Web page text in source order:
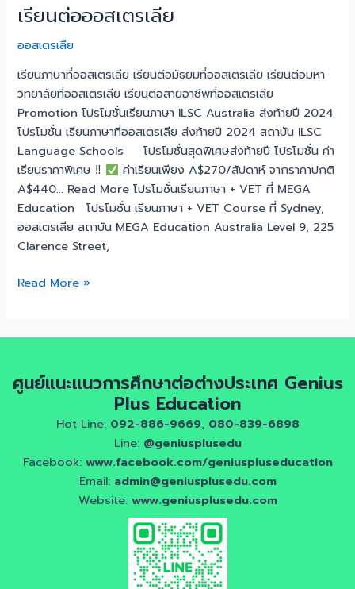
เรียนต่อออสเตรเลีย
ออสเตรเลีย
เรียนภาษาที่ออสเตรเลีย เรียนต่อมัธยมที่ออสเตรเลีย เรียนต่อมหา
วิทยาลัยที่ออสเตรเลีย เรียนต่อสายอาชีพที่ออสเตรเลีย
Promotion โปรโมชั่นเรียนภาษา ILSC Australia ส่งท้ายปี 2024
โปรโมชั่น เรียนภาษาที่ออสเตรเลีย ส่งท้ายปี 2024 สถาบัน ILSC
Language Schools โปรโมชั่นสุดพิเศษส่งท้ายปี โปรโมชั่น ค่า
เรียนราคาพิเศษ ‼
ค่าเรียนเพียง A$270/สัปดาห์ จากราคาปกติ
A$440… Read More โปรโมชั่นเรียนภาษา + VET ที่ MEGA
Education โปรโมชั่น เรียนภาษา + VET Course ที่ Sydney,
ออสเตรเลีย สถาบัน MEGA Education Australia Level 9, 225
Clarence Street,
เรียน
ออสเตรเลีย
Read More »
ศูนย์แนะแนวการศึกษาต่อต่างประเทศ Genius
Plus Education
Hot Line: 092-886-9669, 080-839-6898
Line: @geniusplusedu
Facebook: www.facebook.com/geniuspluseducation
Email: admin@geniusplusedu.com
Website: www.geniusplusedu.com